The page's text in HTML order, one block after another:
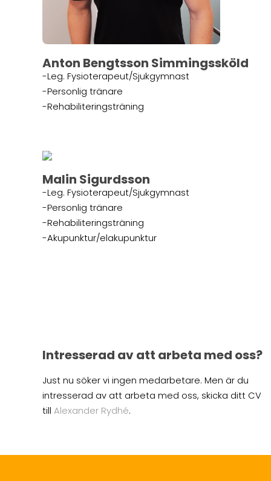
Anton Bengtsson Simmingssköld
-Leg. Fysioterapeut/Sjukgymnast
-Personlig tränare
-Rehabiliteringsträning
Malin Sigurdsson
-Leg. Fysioterapeut/Sjukgymnast
-Personlig tränare
-Rehabiliteringsträning
-Akupunktur/elakupunktur
Intresserad av att arbeta med oss?
Just nu söker vi ingen medarbetare. Men är du
intresserad av att arbeta med oss, skicka ditt CV
till Alexander Rydhé.